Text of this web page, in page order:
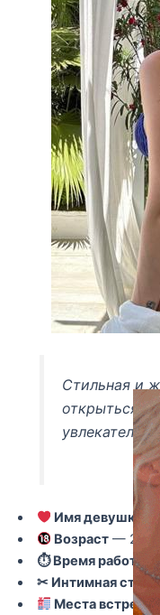
Стильная и
открыться
Имя девушки—
Возраст — 27
⏱ Время работы
✂ Интимная
Места встреч—